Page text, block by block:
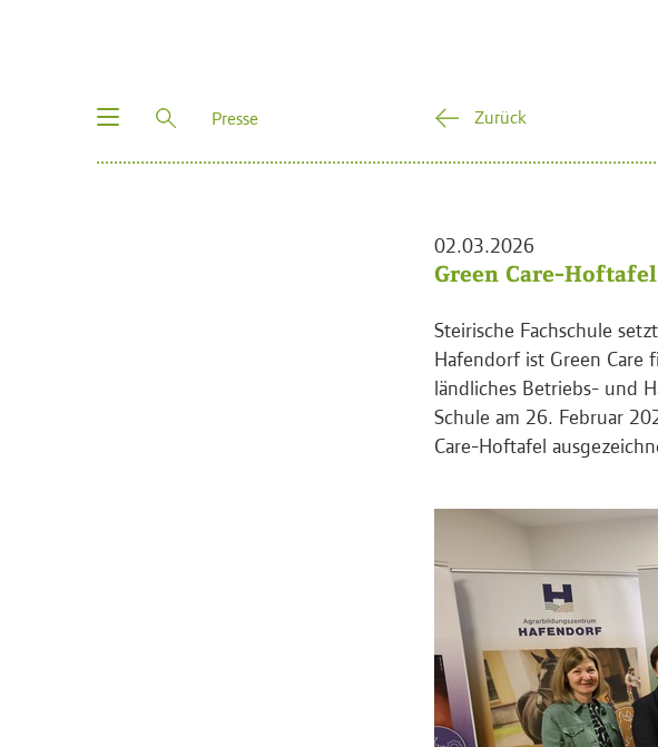
Toggle
Presse Zurück
02.03.2026
Green Care-
Steirische Fachschule
Hafendorf ist Green Care
ländliches Betriebs- und
Schule am 26. Februar
Care-Hoftafel